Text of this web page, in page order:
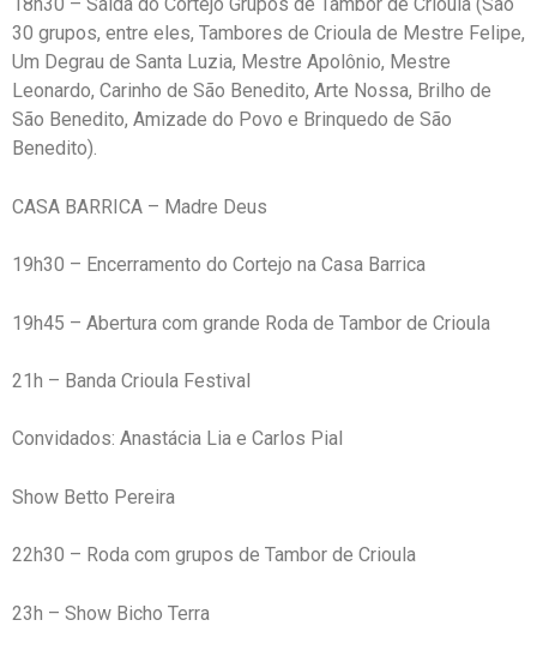
18h30 – Saída do Cortejo Grupos de Tambor de Crioula (São
30 grupos, entre eles, Tambores de Crioula de Mestre Felipe,
Um Degrau de Santa Luzia, Mestre Apolônio, Mestre
Leonardo, Carinho de São Benedito, Arte Nossa, Brilho de
São Benedito, Amizade do Povo e Brinquedo de São
Benedito).
CASA BARRICA – Madre Deus
19h30 – Encerramento do Cortejo na Casa Barrica
19h45 – Abertura com grande Roda de Tambor de Crioula
21h – Banda Crioula Festival
Convidados: Anastácia Lia e Carlos Pial
Show Betto Pereira
22h30 – Roda com grupos de Tambor de Crioula
23h – Show Bicho Terra